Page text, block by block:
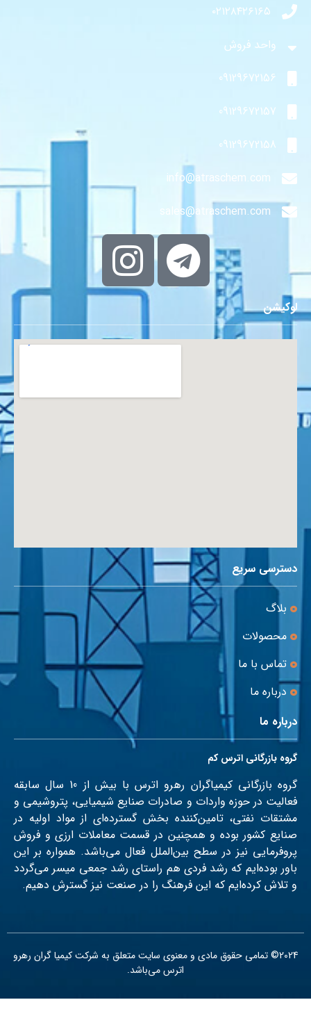
۰۲۱۲۸۴۲۶۱۶۵
واحد فروش
09129672156
09129672157
09129672158
info@atraschem.com
sales@atraschem.com
لوکیشن
دسترسی سریع
بلاگ
محصولات
تماس با ما
درباره ما
درباره ما
گروه بازرگانی اترس کم
گروه بازرگانی کیمیاگران رهرو اترس با بیش از 10 سال سابقه
فعالیت در حوزه واردات و صادرات صنایع شیمیایی، پتروشیمی و
مشتقات نفتی، تامین‌کننده بخش گسترده‌ای از مواد اولیه در
صنایع کشور بوده و همچنین در قسمت معاملات ارزی و فروش
پروفرمایی نیز در سطح بین‌الملل فعال می‌باشد. همواره بر این
باور بوده‌‌ایم که رشد فردی هم راستای رشد جمعی میسر می‌گردد
و تلاش کرده‌ایم که این فرهنگ را در صنعت نیز گسترش دهیم.
2024© تمامی حقوق مادی و معنوی سایت متعلق به شرکت کیمیا گران رهرو
اترس می‌باشد.